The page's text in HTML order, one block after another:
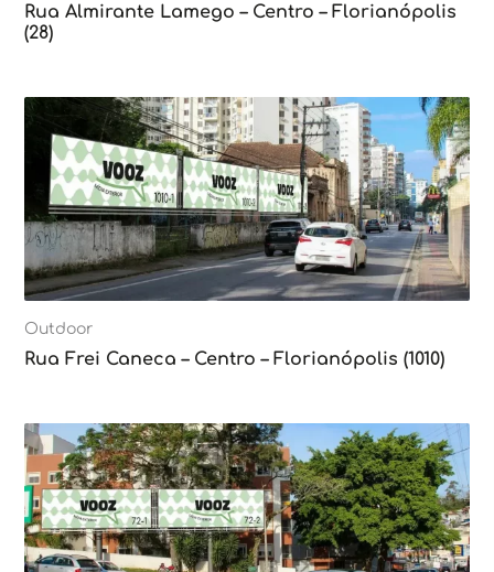
Rua Almirante Lamego – Centro – Florianópolis
(28)
Outdoor
Rua Frei Caneca – Centro – Florianópolis (1010)